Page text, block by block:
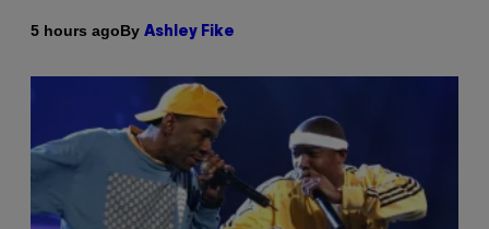
5 hours agoBy Ashley Fike